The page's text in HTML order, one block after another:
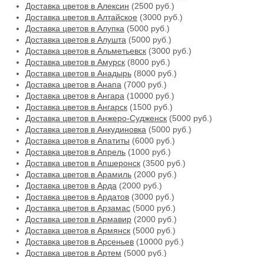
Доставка цветов в Алексин (2500 руб.)
Доставка цветов в Алтайское (3000 руб.)
Доставка цветов в Алупка (5000 руб.)
Доставка цветов в Алушта (5000 руб.)
Доставка цветов в Альметьевск (3000 руб.)
Доставка цветов в Амурск (8000 руб.)
Доставка цветов в Анадырь (8000 руб.)
Доставка цветов в Анапа (7000 руб.)
Доставка цветов в Ангара (10000 руб.)
Доставка цветов в Ангарск (1500 руб.)
Доставка цветов в Анжеро-Судженск (5000 руб.)
Доставка цветов в Анкудиновка (5000 руб.)
Доставка цветов в Апатиты (6000 руб.)
Доставка цветов в Апрель (1000 руб.)
Доставка цветов в Апшеронск (3500 руб.)
Доставка цветов в Арамиль (2000 руб.)
Доставка цветов в Арда (2000 руб.)
Доставка цветов в Ардатов (3000 руб.)
Доставка цветов в Арзамас (5000 руб.)
Доставка цветов в Армавир (2000 руб.)
Доставка цветов в Армянск (5000 руб.)
Доставка цветов в Арсеньев (10000 руб.)
Доставка цветов в Артем (5000 руб.)